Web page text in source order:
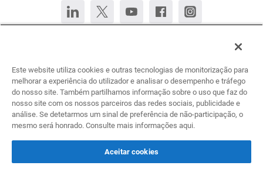
Deutsch English (United States) Español Français
Todos os direitos reservados. © 2026 Infogram.
Termos&Privacidade
Este website utiliza cookies e outras tecnologias de monitorização para
melhorar a experiência do utilizador e analisar o desempenho e tráfego
do nosso site. Também partilhamos informação sobre o uso que faz do
nosso site com os nossos parceiros das redes sociais, publicidade e
análise. Se detetarmos um sinal de preferência de não-participação, o
mesmo será honrado. Consulte mais informações aqui.
Aceitar cookies